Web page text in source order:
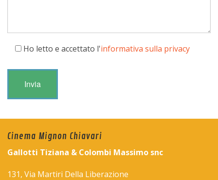
Ho letto e accettato l'informativa sulla privacy
Cinema Mignon Chiavari
Gallotti Tiziana & Colombi Massimo snc
131, Via Martiri Della Liberazione